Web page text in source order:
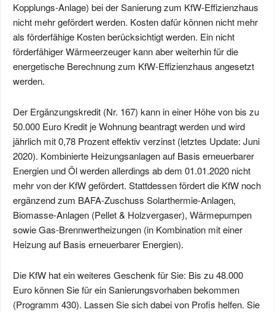
Kopplungs-Anlage) bei der Sanierung zum KfW-Effizienz­haus
nicht mehr gefördert werden. Kosten dafür können nicht mehr
als förderfähige Kosten berücksichtigt werden. Ein nicht
förderfähiger Wärmeerzeuger kann aber weiterhin für die
energetische Berechnung zum KfW-Effizienzhaus angesetzt
werden.
Der Ergänzungskredit (Nr. 167) kann in einer Höhe von bis zu
50.000 Euro Kredit je Wohnung beantragt werden und wird
jährlich mit 0,78 Prozent effektiv verzinst (letztes Update: Juni
2020). Kombinierte Heizungsanlagen auf Basis erneuerbarer
Energien und Öl werden allerdings ab dem 01.01.2020 nicht
mehr von der KfW gefördert. Stattdessen fördert die KfW noch
ergänzend zum BAFA-Zuschuss Solarthermie-Anlagen,
Biomasse-Anlagen (Pellet & Holzvergaser), Wärmepumpen
sowie Gas-Brennwertheizungen (in Kombination mit einer
Heizung auf Basis erneuerbarer Energien).
Die KfW hat ein weiteres Geschenk für Sie: Bis zu 48.000
Euro können Sie für ein Sanierungsvorhaben bekommen
(Programm 430). Lassen Sie sich dabei von Profis helfen. Sie